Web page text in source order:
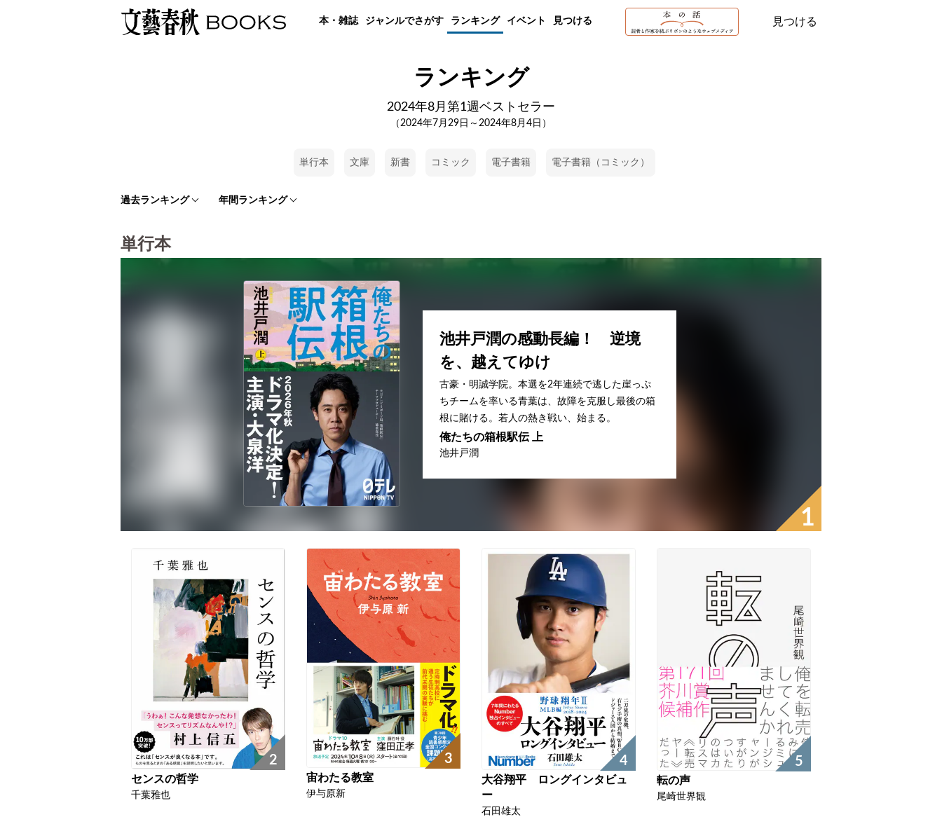
本・雑誌 ジャンルでさがす ランキング イベント 見つける 見つける
ランキング
2024年8月第1週ベストセラー
（2024年7月29日～2024年8月4日）
単行本 文庫 新書 コミック 電子書籍 電子書籍（コミック）
過去ランキング 年間ランキング
単行本
1
池井戸潤の感動長編！ 逆境
を、越えてゆけ
古豪・明誠学院。本選を2年連続で逃した崖っぷ
ちチームを率いる青葉は、故障を克服し最後の箱
根に賭ける。若人の熱き戦い、始まる。
俺たちの箱根駅伝 上
池井戸潤
2
センスの哲学
千葉雅也
3
宙わたる教室
伊与原新
4
大谷翔平 ロングインタビュ
ー
石田雄太
5
転の声
尾崎世界観